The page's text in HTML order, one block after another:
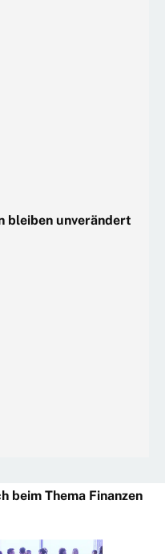
bleiben unverändert
beim Thema Finanzen